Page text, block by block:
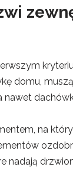
domu,
nawet
na
nadają